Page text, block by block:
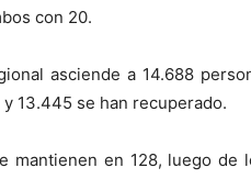
con 20.
asciende a 14.688
13.445 se han recuperado.
mantienen en 128, luego de